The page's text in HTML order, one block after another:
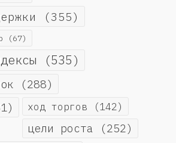
(355)
(67)
(535)
(288)
ход торгов (142)
цели роста (252)